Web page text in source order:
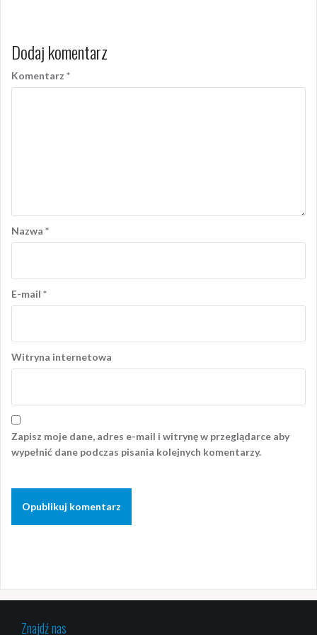
Dodaj komentarz
Komentarz *
Nazwa *
E-mail *
Witryna internetowa
Zapisz moje dane, adres e-mail i witrynę w przeglądarce aby
wypełnić dane podczas pisania kolejnych komentarzy.
Znajdź nas